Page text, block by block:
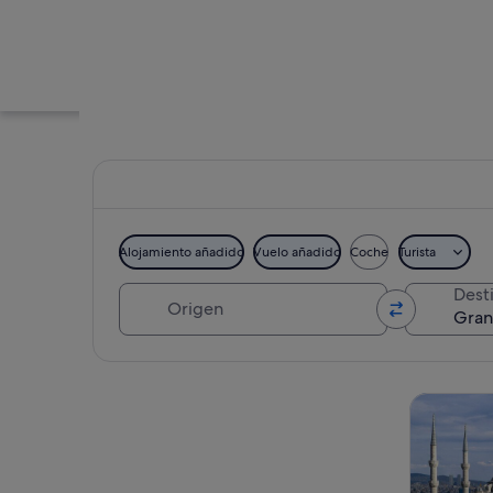
Un mercado
Alojamiento añadido Vuelo añadido Coche Turista
Visitas